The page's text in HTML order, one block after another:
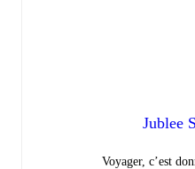
Jublee
Voyager, c’est